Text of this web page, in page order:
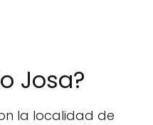
Josa?
la localidad de